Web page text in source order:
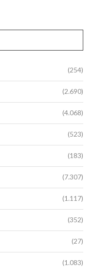
(254)
(2.690)
(4.068)
(523)
(183)
(7.307)
(1.117)
(352)
(27)
(1.083)